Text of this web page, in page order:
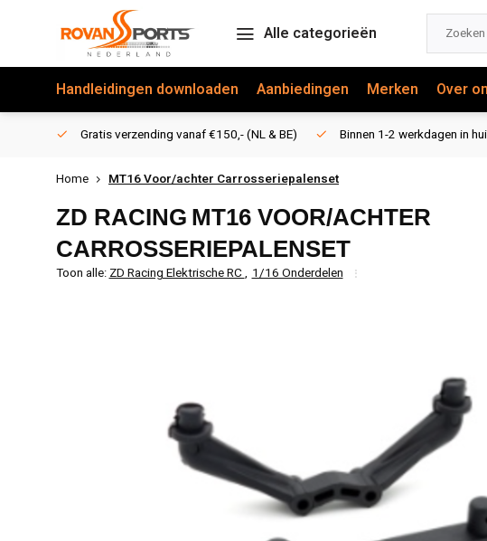
Alle categorieën
Handleidingen downloaden Aanbiedingen Merken Over
Gratis verzending vanaf €150,- (NL & BE) Binnen 1-2 werkdagen in
Home MT16 Voor/achter Carrosseriepalenset
ZD RACING MT16 VOOR/ACHTER
CARROSSERIEPALENSET
Toon alle:ZD Racing Elektrische RC, 1/16 Onderdelen